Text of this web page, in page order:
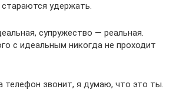
удержать.
супружество — реальная.
с идеальным никогда не проходит
телефон звонит, я думаю, что это ты.